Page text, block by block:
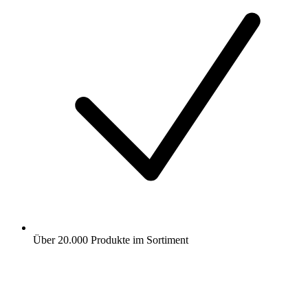
Über 20.000 Produkte im Sortiment